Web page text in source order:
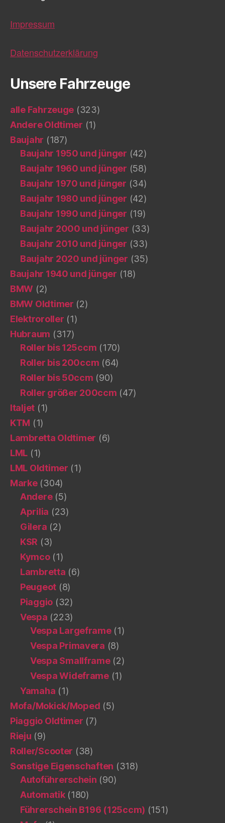
Impressum
Datenschutzerklärung
Unsere Fahrzeuge
alle Fahrzeuge (323)
Andere Oldtimer (1)
Baujahr (187)
Baujahr 1950 und jünger (42)
Baujahr 1960 und jünger (58)
Baujahr 1970 und jünger (34)
Baujahr 1980 und jünger (42)
Baujahr 1990 und jünger (19)
Baujahr 2000 und jünger (33)
Baujahr 2010 und jünger (33)
Baujahr 2020 und jünger (35)
Baujahr 1940 und jünger (18)
BMW (2)
BMW Oldtimer (2)
Elektroroller (1)
Hubraum (317)
Roller bis 125ccm (170)
Roller bis 200ccm (64)
Roller bis 50ccm (90)
Roller größer 200ccm (47)
Italjet (1)
KTM (1)
Lambretta Oldtimer (6)
LML (1)
LML Oldtimer (1)
Marke(304)
Andere(5)
Aprilia (23)
Gilera (2)
KSR (3)
Kymco(1)
Lambretta (6)
Peugeot (8)
Piaggio (32)
Vespa (223)
Vespa Largeframe(1)
Vespa Primavera (8)
Vespa Smallframe(2)
Vespa Wideframe(1)
Yamaha (1)
Mofa/Mokick/Moped (5)
Piaggio Oldtimer (7)
Rieju (9)
Roller/Scooter (38)
Sonstige Eigenschaften (318)
Autoführerschein (90)
Automatik(180)
Führerschein B196 (125ccm) (151)